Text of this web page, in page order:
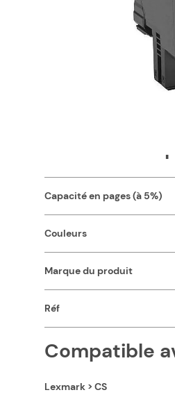
Optimisez les coûts de
Avec sa capacité de 3000
toner compatible
d'encre spécifique. Ces
présentation, etc., optez
Nos consommables
Capacité en pages (à 5%)
Couleurs
Marque du produit
Réf
Compatible
Lexmark > CS